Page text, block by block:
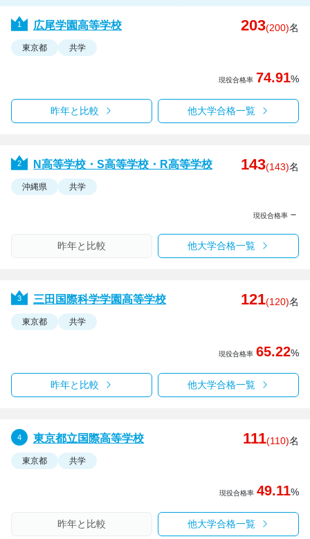
広尾学園高等学校 203(200)名
東京都 共学
現役合格率 74.91%
昨年と比較 他大学合格一覧
N高等学校・S高等学校・R高等学校 143(143)名
沖縄県 共学
現役合格率 －
昨年と比較 他大学合格一覧
三田国際科学学園高等学校 121(120)名
東京都 共学
現役合格率 65.22%
昨年と比較 他大学合格一覧
東京都立国際高等学校 111(110)名
東京都 共学
現役合格率 49.11%
昨年と比較 他大学合格一覧